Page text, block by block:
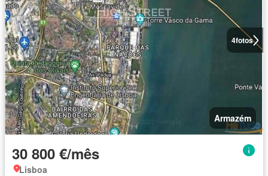
4fotos
Armazém
30 800 €/mês
Lisboa